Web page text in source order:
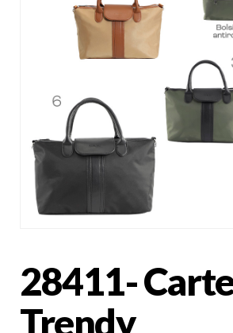
28411-
Trendy